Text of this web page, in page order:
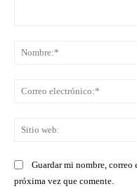
Guardar mi nombre,
próxima vez que comente.